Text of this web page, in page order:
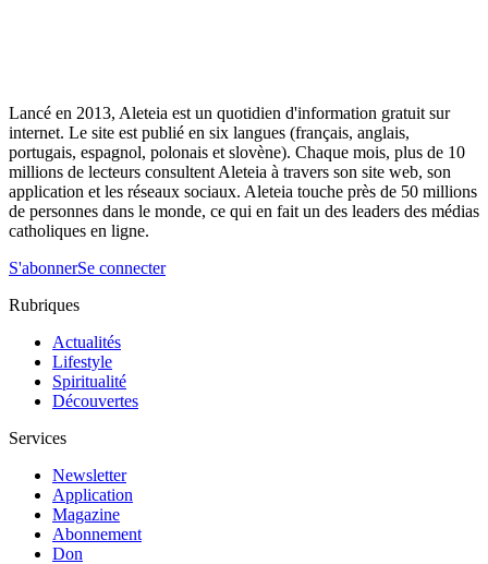
Lancé en 2013, Aleteia est un quotidien d'information gratuit sur
internet. Le site est publié en six langues (français, anglais,
portugais, espagnol, polonais et slovène). Chaque mois, plus de 10
millions de lecteurs consultent Aleteia à travers son site web, son
application et les réseaux sociaux. Aleteia touche près de 50 millions
de personnes dans le monde, ce qui en fait un des leaders des médias
catholiques en ligne.
S'abonnerSe connecter
Rubriques
Actualités
Lifestyle
Spiritualité
Découvertes
Services
Newsletter
Application
Magazine
Abonnement
Don